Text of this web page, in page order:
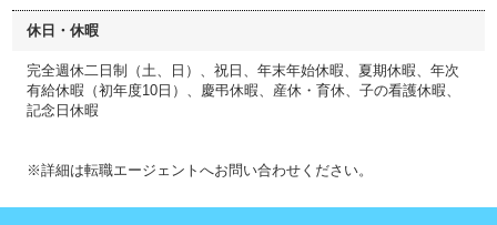
休日・休暇
完全週休二日制（土、日）、祝日、年末年始休暇、夏期休暇、年次
有給休暇（初年度10日）、慶弔休暇、産休・育休、子の看護休暇、
記念日休暇
※詳細は転職エージェントへお問い合わせください。